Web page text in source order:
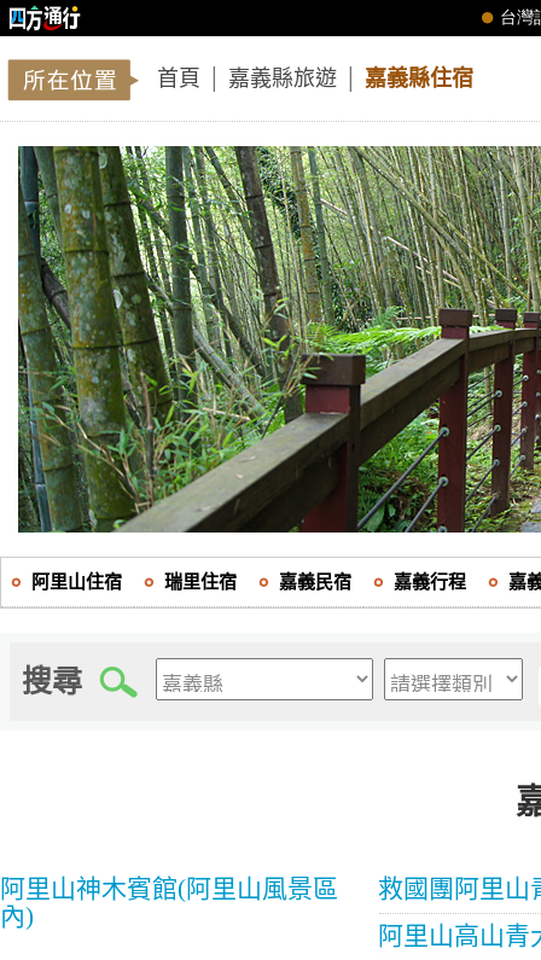
首頁 嘉義縣旅遊 嘉義縣住宿
阿里山住宿 瑞里住宿 嘉義民宿 嘉義行程 嘉
搜尋
阿里山神木賓館(阿里山風景區
內)
救國團阿里山
阿里山高山青